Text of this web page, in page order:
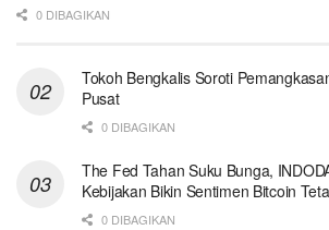
0 DIBAGIKAN
Tokoh Bengkalis Soroti
Pusat
0 DIBAGIKAN
The Fed Tahan Suku Bunga,
Kebijakan Bikin Sentimen Bitcoin
0 DIBAGIKAN